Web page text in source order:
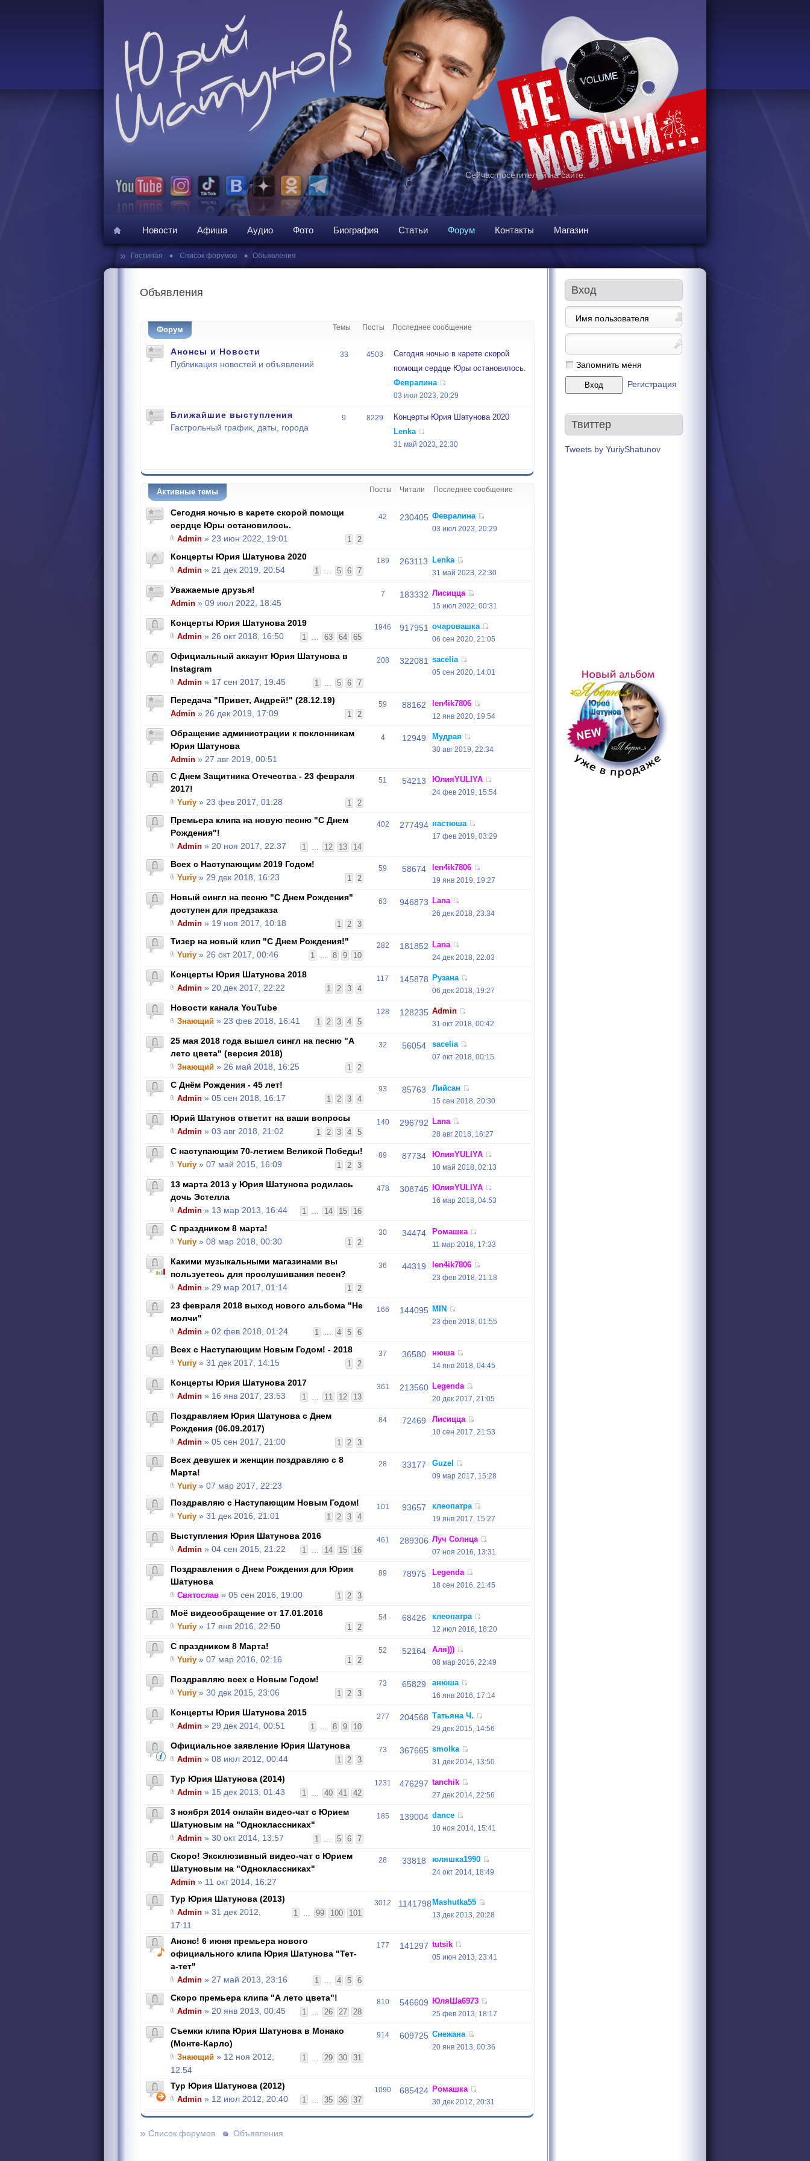
Сейчас посетителей на сайте:
Новости Афиша Аудио Фото Биография Статьи Форум Контакты Магазин
» Гостиная • Список форумов • Объявления
Объявления
Форум Темы Посты Последнее сообщение
Анонсы и Новости
Публикация новостей и объявлений
33 4503
Сегодня ночью в карете скорой
помощи сердце Юры остановилось.
Февралина
03 июл 2023, 20:29
Ближайшие выступления
Гастрольный график, даты, города
9 8229
Концерты Юрия Шатунова 2020
Lenka
31 май 2023, 22:30
Активные темы Посты Читали Последнее сообщение
Сегодня ночью в карете скорой помощи
сердце Юры остановилось.
1 2
Admin » 23 июн 2022, 19:01
42 230405 Февралина
03 июл 2023, 20:29
Концерты Юрия Шатунова 2020
1 ... 5 6 7
Admin » 21 дек 2019, 20:54
189 263113 Lenka
31 май 2023, 22:30
Уважаемые друзья!
Admin » 09 июл 2022, 18:45
7 183332 Лисицца
15 июл 2022, 00:31
Концерты Юрия Шатунова 2019
1 ... 63 64 65
Admin » 26 окт 2018, 16:50
1946 917951 очаровашка
06 сен 2020, 21:05
Официальный аккаунт Юрия Шатунова в
Instagram
1 ... 5 6 7
Admin » 17 сен 2017, 19:45
208 322081 sacelia
05 сен 2020, 14:01
Передача "Привет, Андрей!" (28.12.19)
1 2
Admin » 26 дек 2019, 17:09
59 88162 len4ik7806
12 янв 2020, 19:54
Обращение администрации к поклонникам
Юрия Шатунова
Admin » 27 авг 2019, 00:51
4 12949 Мудрая
30 авг 2019, 22:34
С Днем Защитника Отечества - 23 февраля
2017!
1 2
Yuriy » 23 фев 2017, 01:28
51 54213 ЮлияYULIYA
24 фев 2019, 15:54
Премьера клипа на новую песню "С Днем
Рождения"!
1 ... 12 13 14
Admin » 20 ноя 2017, 22:37
402 277494 настюша
17 фев 2019, 03:29
Всех с Наступающим 2019 Годом!
1 2
Yuriy » 29 дек 2018, 16:23
59 58674 len4ik7806
19 янв 2019, 19:27
Новый сингл на песню "С Днем Рождения"
доступен для предзаказа
1 2 3
Admin » 19 ноя 2017, 10:18
63 946873 Lana
26 дек 2018, 23:34
Тизер на новый клип "С Днем Рождения!"
1 ... 8 9 10
Yuriy » 26 окт 2017, 00:46
282 181852 Lana
24 дек 2018, 22:03
Концерты Юрия Шатунова 2018
1 2 3 4
Admin » 20 дек 2017, 22:22
117 145878 Рузана
06 дек 2018, 19:27
Новости канала YouTube
1 2 3 4 5
Знающий » 23 фев 2018, 16:41
128 128235 Admin
31 окт 2018, 00:42
25 мая 2018 года вышел сингл на песню "А
лето цвета" (версия 2018)
1 2
Знающий » 26 май 2018, 16:25
32 56054 sacelia
07 окт 2018, 00:15
С Днём Рождения - 45 лет!
1 2 3 4
Admin » 05 сен 2018, 16:17
93 85763 Лийсан
15 сен 2018, 20:30
Юрий Шатунов ответит на ваши вопросы
1 2 3 4 5
Admin » 03 авг 2018, 21:02
140 296792 Lana
28 авг 2018, 16:27
С наступающим 70-летием Великой Победы!
1 2 3
Yuriy » 07 май 2015, 16:09
89 87734 ЮлияYULIYA
10 май 2018, 02:13
13 марта 2013 у Юрия Шатунова родилась
дочь Эстелла
1 ... 14 15 16
Admin » 13 мар 2013, 16:44
478 308745 ЮлияYULIYA
16 мар 2018, 04:53
С праздником 8 марта!
1 2
Yuriy » 08 мар 2018, 00:30
30 34474 Ромашка
11 мар 2018, 17:33
Какими музыкальными магазинами вы
пользуетесь для прослушивания песен?
1 2
Admin » 29 мар 2017, 01:14
36 44319 len4ik7806
23 фев 2018, 21:18
23 февраля 2018 выход нового альбома "Не
молчи"
1 ... 4 5 6
Admin » 02 фев 2018, 01:24
166 144095 MIN
23 фев 2018, 01:55
Всех с Наступающим Новым Годом! - 2018
1 2
Yuriy » 31 дек 2017, 14:15
37 36580 нюша
14 янв 2018, 04:45
Концерты Юрия Шатунова 2017
1 ... 11 12 13
Admin » 16 янв 2017, 23:53
361 213560 Legenda
20 дек 2017, 21:05
Поздравляем Юрия Шатунова с Днем
Рождения (06.09.2017)
1 2 3
Admin » 05 сен 2017, 21:00
84 72469 Лисицца
10 сен 2017, 21:53
Всех девушек и женщин поздравляю с 8
Марта!
Yuriy » 07 мар 2017, 22:23
28 33177 Guzel
09 мар 2017, 15:28
Поздравляю с Наступающим Новым Годом!
1 2 3 4
Yuriy » 31 дек 2016, 21:01
101 93657 клеопатра
19 янв 2017, 15:27
Выступления Юрия Шатунова 2016
1 ... 14 15 16
Admin » 04 сен 2015, 21:22
461 289306 Луч Солнца
07 ноя 2016, 13:31
Поздравления с Днем Рождения для Юрия
Шатунова
1 2 3
Святослав » 05 сен 2016, 19:00
89 78975 Legenda
18 сен 2016, 21:45
Моё видеообращение от 17.01.2016
1 2
Yuriy » 17 янв 2016, 22:50
54 68426 клеопатра
12 июл 2016, 18:20
C праздником 8 Марта!
1 2
Yuriy » 07 мар 2016, 02:16
52 52164 Аля)))
08 мар 2016, 22:49
Поздравляю всех с Новым Годом!
1 2 3
Yuriy » 30 дек 2015, 23:06
73 65829 анюша
16 янв 2016, 17:14
Концерты Юрия Шатунова 2015
1 ... 8 9 10
Admin » 29 дек 2014, 00:51
277 204568 Татьяна Ч.
29 дек 2015, 14:56
Официальное заявление Юрия Шатунова
1 2 3
Admin » 08 июл 2012, 00:44
73 367665 smolka
31 дек 2014, 13:50
Тур Юрия Шатунова (2014)
1 ... 40 41 42
Admin » 15 дек 2013, 01:43
1231 476297 tanchik
27 дек 2014, 22:56
3 ноября 2014 онлайн видео-чат с Юрием
Шатуновым на "Одноклассниках"
1 ... 5 6 7
Admin » 30 окт 2014, 13:57
185 139004 dance
10 ноя 2014, 15:41
Скоро! Эксклюзивный видео-чат с Юрием
Шатуновым на "Одноклассниках"
Admin » 11 окт 2014, 16:27
28 33818 юляшка1990
24 окт 2014, 18:49
Тур Юрия Шатунова (2013)
1 ... 99 100 101
Admin » 31 дек 2012,
17:11
3012 1141798 Mashutka55
13 дек 2013, 20:28
Анонс! 6 июня премьера нового
официального клипа Юрия Шатунова "Тет-
а-тет"
1 ... 4 5 6
Admin » 27 май 2013, 23:16
177 141297 tutsik
05 июн 2013, 23:41
Скоро премьера клипа "А лето цвета"!
1 ... 26 27 28
Admin » 20 янв 2013, 00:45
810 546609 ЮляШа6973
25 фев 2013, 18:17
Съемки клипа Юрия Шатунова в Монако
(Монте-Карло)
1 ... 29 30 31
Знающий » 12 ноя 2012,
12:54
914 609725 Снежана
20 янв 2013, 00:36
Тур Юрия Шатунова (2012)
1 ... 35 36 37
Admin » 12 июл 2012, 20:40
1090 685424 Ромашка
30 дек 2012, 20:31
» Список форумов Объявления
Вход
Запомнить меня
Регистрация
Твиттер
Tweets by YuriyShatunov